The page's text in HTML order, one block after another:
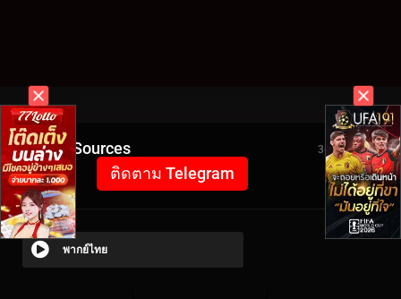
Video Sources 3604 Views
ติดตาม Telegram
พากย์ไทย